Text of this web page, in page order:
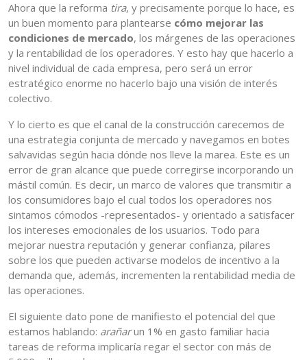
Ahora que la reforma tira, y precisamente porque lo hace, es
un buen momento para plantearse cómo mejorar las
condiciones de mercado, los márgenes de las operaciones
y la rentabilidad de los operadores. Y esto hay que hacerlo a
nivel individual de cada empresa, pero será un error
estratégico enorme no hacerlo bajo una visión de interés
colectivo.
Y lo cierto es que el canal de la construcción carecemos de
una estrategia conjunta de mercado y navegamos en botes
salvavidas según hacia dónde nos lleve la marea. Este es un
error de gran alcance que puede corregirse incorporando un
mástil común. Es decir, un marco de valores que transmitir a
los consumidores bajo el cual todos los operadores nos
sintamos cómodos -representados- y orientado a satisfacer
los intereses emocionales de los usuarios. Todo para
mejorar nuestra reputación y generar confianza, pilares
sobre los que pueden activarse modelos de incentivo a la
demanda que, además, incrementen la rentabilidad media de
las operaciones.
El siguiente dato pone de manifiesto el potencial del que
estamos hablando: arañarun 1% en gasto familiar hacia
tareas de reforma implicaría regar el sector con más de